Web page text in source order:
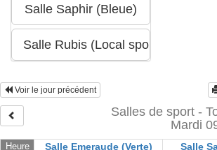
Voir le jour précédent
Salles de sport -
Mardi
Heure Salle Emeraude (Verte) Salle